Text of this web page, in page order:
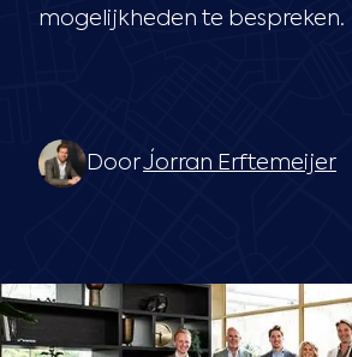
mogelijkheden te bespreken.
DoorJorran Erftemeijer